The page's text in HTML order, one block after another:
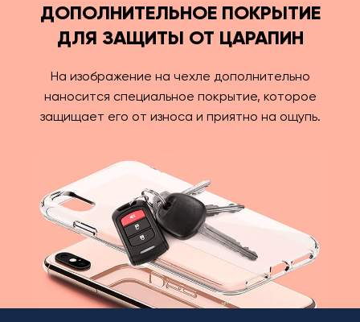
ДОПОЛНИТЕЛЬНОЕ ПОКРЫТИЕ
ДЛЯ ЗАЩИТЫ ОТ ЦАРАПИН
На изображение на чехле дополнительно
наносится специальное покрытие, которое
защищает его от износа и приятно на ощупь.